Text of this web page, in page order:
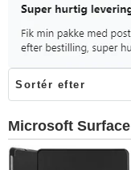
Microsoft